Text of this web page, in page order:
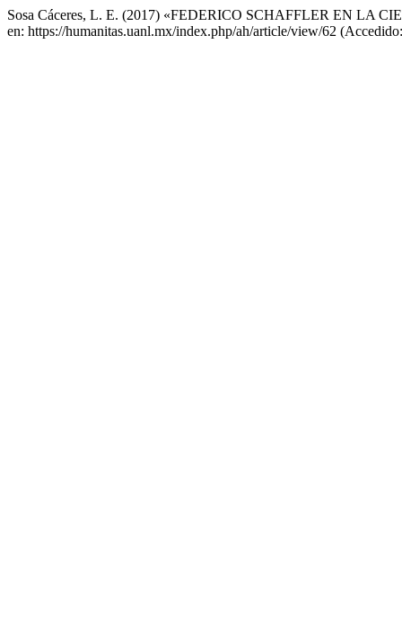
Sosa Cáceres, L. E. (2017) «FEDERICO SCHAFFLER EN LA
en: https://humanitas.uanl.mx/index.php/ah/article/view/62